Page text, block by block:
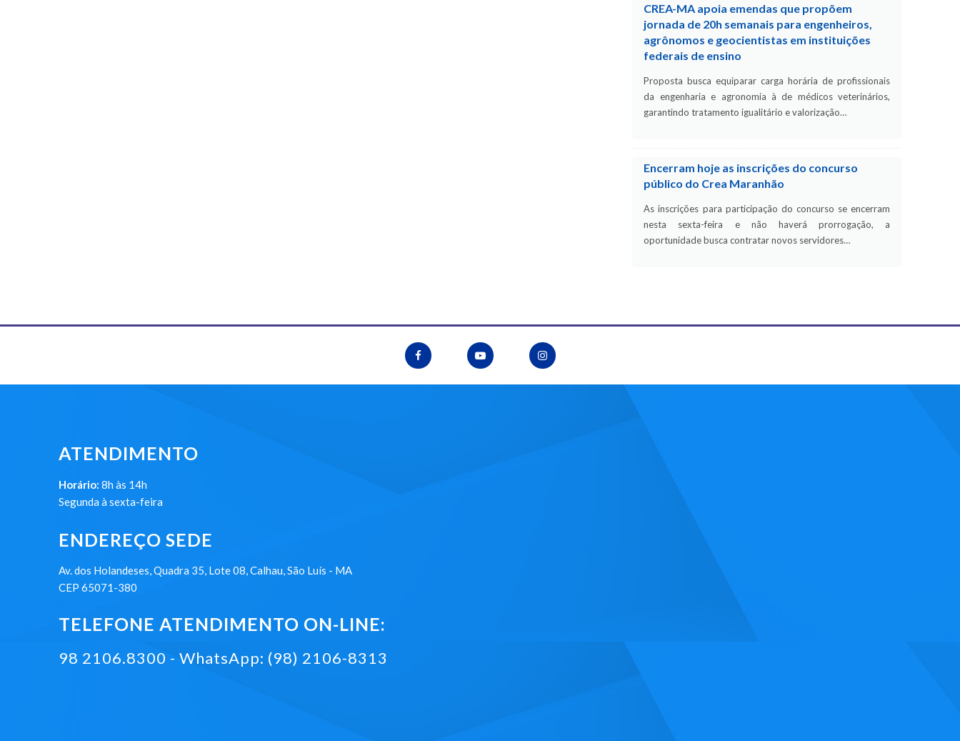
CREA-MA apoia emendas que propõem
jornada de 20h semanais para engenheiros,
agrônomos e geocientistas em instituições
federais de ensino
Proposta busca equiparar carga horária de profissionais
da engenharia e agronomia à de médicos veterinários,
garantindo tratamento igualitário e valorização…
Encerram hoje as inscrições do concurso
público do Crea Maranhão
As inscrições para participação do concurso se encerram
nesta sexta-feira e não haverá prorrogação, a
oportunidade busca contratar novos servidores…
ATENDIMENTO
Horário: 8h às 14h
Segunda à sexta-feira
ENDEREÇO SEDE
Av. dos Holandeses, Quadra 35, Lote 08, Calhau, São Luís - MA
CEP 65071-380
TELEFONE ATENDIMENTO ON-LINE:
98 2106.8300 - WhatsApp: (98) 2106-8313